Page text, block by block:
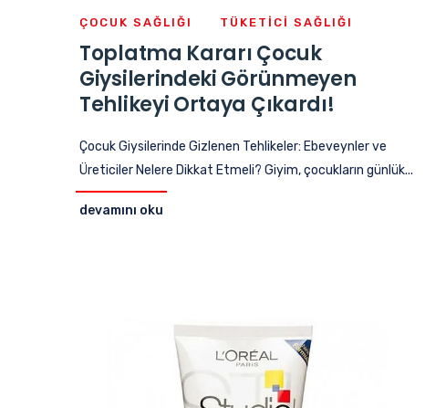
ÇOCUK SAĞLIĞI TÜKETICI SAĞLIĞI
Toplatma Kararı Çocuk
Giysilerindeki Görünmeyen
Tehlikeyi Ortaya Çıkardı!
Çocuk Giysilerinde Gizlenen Tehlikeler: Ebeveynler ve
Üreticiler Nelere Dikkat Etmeli? Giyim, çocukların günlük...
devamını oku